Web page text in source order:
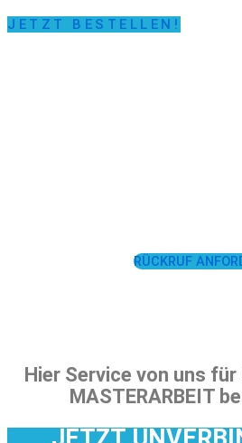
JETZT BESTELLEN!
RÜCKRUF
Hier Service von uns für
MASTERARBEIT